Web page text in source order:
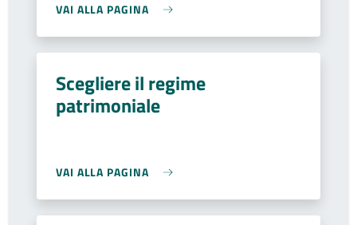
VAI ALLA PAGINA
Scegliere il regime
patrimoniale
VAI ALLA PAGINA